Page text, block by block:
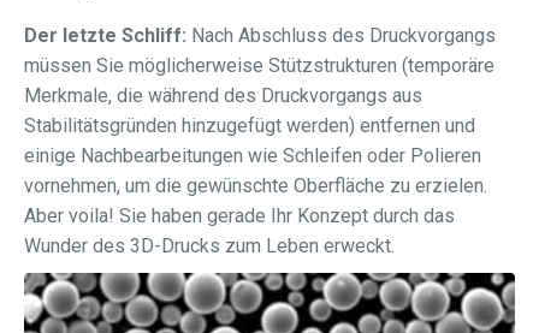
Der letzte Schliff: Nach Abschluss des Druckvorgangs
müssen Sie möglicherweise Stützstrukturen (temporäre
Merkmale, die während des Druckvorgangs aus
Stabilitätsgründen hinzugefügt werden) entfernen und
einige Nachbearbeitungen wie Schleifen oder Polieren
vornehmen, um die gewünschte Oberfläche zu erzielen.
Aber voila! Sie haben gerade Ihr Konzept durch das
Wunder des 3D-Drucks zum Leben erweckt.